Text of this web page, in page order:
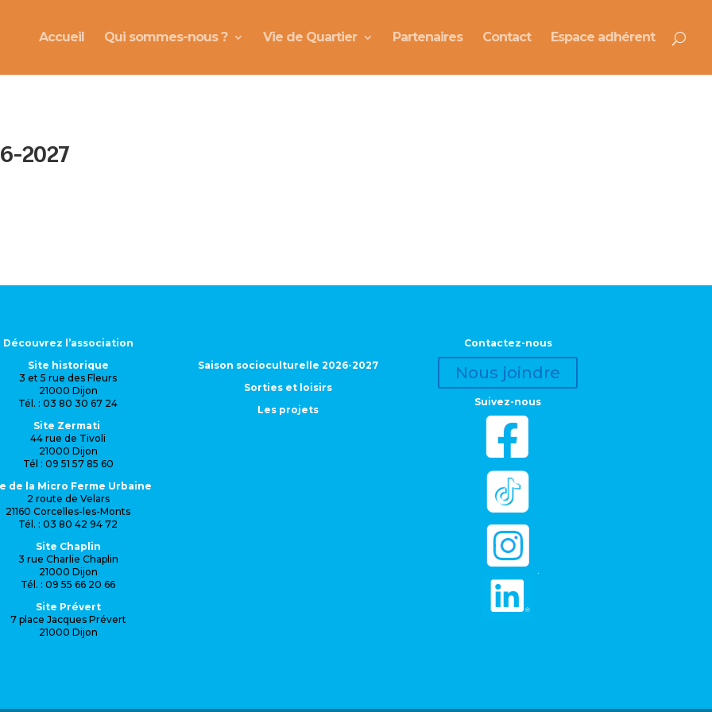
Accueil Qui sommes-nous ? Vie de Quartier Partenaires Contact Espace adhérent
2027
Découvrez l’association
Site historique
3 et 5 rue des Fleurs
21000 Dijon
Tél. : 03 80 30 67 24
Site Zermati
44 rue de Tivoli
21000 Dijon
Tél : 09 51 57 85 60
de la Micro Ferme Urbaine
2 route de Velars
21160 Corcelles-les-Monts
Tél. : 03 80 42 94 72
Site Chaplin
3 rue Charlie Chaplin
21000 Dijon
Tél. : 09 55 66 20 66
Site Prévert
7 place Jacques Prévert
21000 Dijon
Saison socioculturelle 2026-2027
Sorties et loisirs
Les projets
Contactez-nous
Nous joindre
Suivez-nous